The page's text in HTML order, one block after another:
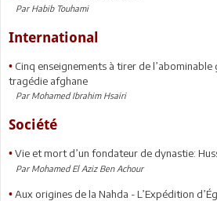
Par Habib Touhami
International
• Cinq enseignements à tirer de
tragédie afghane
Par Mohamed Ibrahim Hsairi
Société
• Vie et mort d’un fondateur de dynastie:
Par Mohamed El Aziz Ben Achour
• Aux origines de la Nahda - L’Expédition